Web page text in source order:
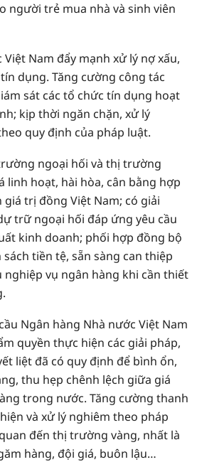
người trẻ mua nhà và sinh viên
Nam đẩy mạnh xử lý nợ xấu,
dụng. Tăng cường công tác
sát các tổ chức tín dụng hoạt
kịp thời ngăn chặn, xử lý
quy định của pháp luật.
ngoại hối và thị trường
linh hoạt, hài hòa, cân bằng hợp
giá trị đồng Việt Nam; có giải
trữ ngoại hối đáp ứng yêu cầu
kinh doanh; phối hợp đồng bộ
tiền tệ, sẵn sàng can thiệp
nghiệp vụ ngân hàng khi cần thiết
Ngân hàng Nhà nước Việt Nam
quyền thực hiện các giải pháp,
liệt đã có quy định để bình ổn,
thu hẹp chênh lệch giữa giá
trong nước. Tăng cường thanh
và xử lý nghiêm theo pháp
đến thị trường vàng, nhất là
hàng, đội giá, buôn lậu…